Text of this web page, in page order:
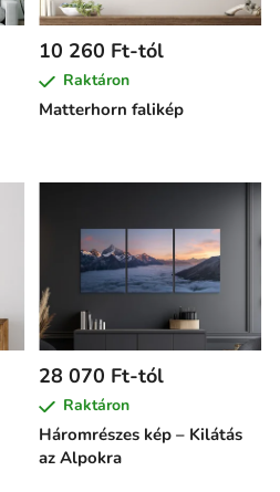
Matterhorn falikép
10 260 Ft-tól
Raktáron
Háromrészes kép – Kilátás
az Alpokra
28 070 Ft-tól
Raktáron